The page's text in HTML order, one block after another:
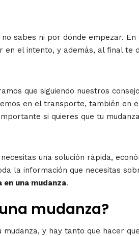
sabes ni por dónde empezar.
en el intento, y además, al final te
que siguiendo nuestros
en el transporte, también en
si quieres que tu
una solución rápida,
la información que necesitas
una mudanza.
mudanza?
y hay tanto que hacer